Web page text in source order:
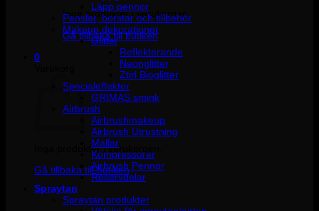
Inga produkter i varukorgen.
Gå tillbaka till butiken
0
Inga produkter i varukorgen.
Gå tillbaka till butiken
Läpp pennor
Penslar, borstar och tillbehör
Makeup dekorationer
Glitter
Reflekterande
Neonglitter
Ztirl Bioglitter
Specialeffekter
GRIMAS smink
Airbrush
Airbrushmakeup
Airbrush Utrustning
Mallar
Kompressorer
Airbrush Pennor
Reservdelar
Spraytan
Spraytan produkter